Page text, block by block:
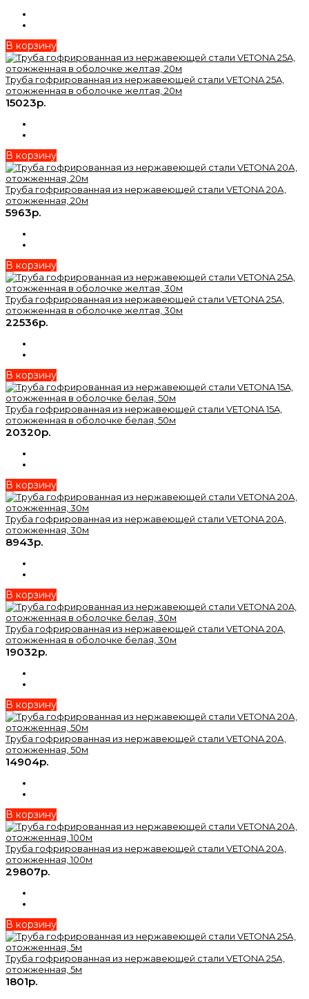
В корзину
Труба гофрированная из нержавеющей стали VETONA 25A,
отожженная в оболочке желтая, 20м
15023р.
В корзину
Труба гофрированная из нержавеющей стали VETONA 20А,
отожженная, 20м
5963р.
В корзину
Труба гофрированная из нержавеющей стали VETONA 25A,
отожженная в оболочке желтая, 30м
22536р.
В корзину
Труба гофрированная из нержавеющей стали VETONA 15A,
отожженная в оболочке белая, 50м
20320р.
В корзину
Труба гофрированная из нержавеющей стали VETONA 20А,
отожженная, 30м
8943р.
В корзину
Труба гофрированная из нержавеющей стали VETONA 20A,
отожженная в оболочке белая, 30м
19032р.
В корзину
Труба гофрированная из нержавеющей стали VETONA 20А,
отожженная, 50м
14904р.
В корзину
Труба гофрированная из нержавеющей стали VETONA 20А,
отожженная, 100м
29807р.
В корзину
Труба гофрированная из нержавеющей стали VETONA 25А,
отожженная, 5м
1801р.